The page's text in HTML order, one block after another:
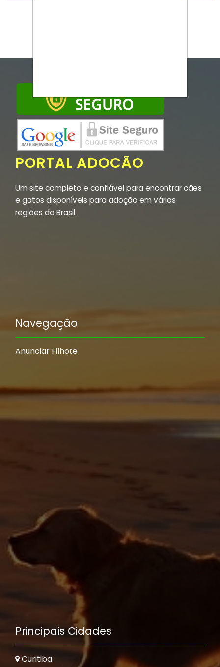
PORTAL ADOCÃO
Um site completo e confiável para encontrar cães
e gatos disponíveis para adoção em várias
regiões do Brasil.
Navegação
Anunciar Filhote
Principais Cidades
Curitiba